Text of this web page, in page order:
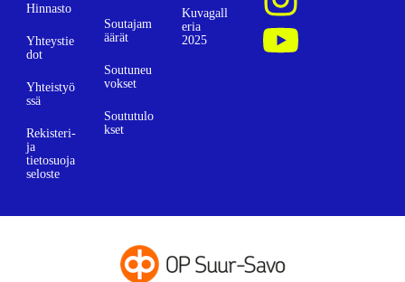
Hinnasto
Yhteystie
dot
Yhteistyö
ssä
Rekisteri-
ja
tietosuoja
seloste
Soutajam
äärät
Soutuneu
vokset
Soututulo
kset
Kuvagall
eria
2025